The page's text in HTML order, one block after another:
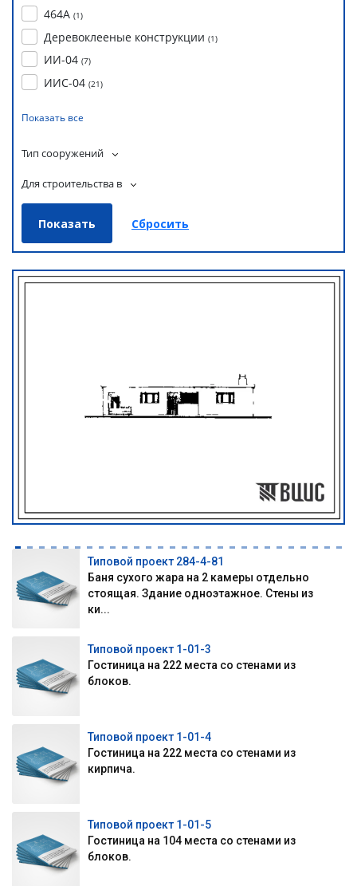
464А (1)
Деревоклееные конструкции (1)
ИИ-04 (7)
ИИС-04 (21)
Показать все
Тип сооружений
Для строительства в
Типовой проект 284-4-81
Баня сухого жара на 2 камеры отдельно
стоящая. Здание одноэтажное. Стены из
ки...
Типовой проект 1-01-3
Гостиница на 222 места со стенами из
блоков.
Типовой проект 1-01-4
Гостиница на 222 места со стенами из
кирпича.
Типовой проект 1-01-5
Гостиница на 104 места со стенами из
блоков.